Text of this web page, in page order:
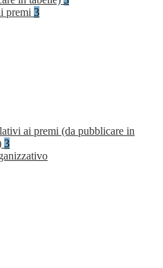
premi 3
ai premi (da pubblicare in
3